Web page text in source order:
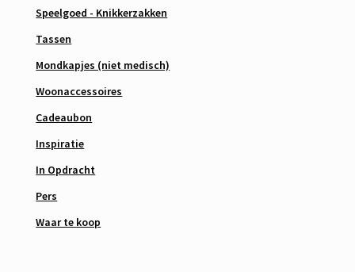
Speelgoed - Knikkerzakken
Tassen
Mondkapjes (niet medisch)
Woonaccessoires
Cadeaubon
Inspiratie
In Opdracht
Pers
Waar te koop